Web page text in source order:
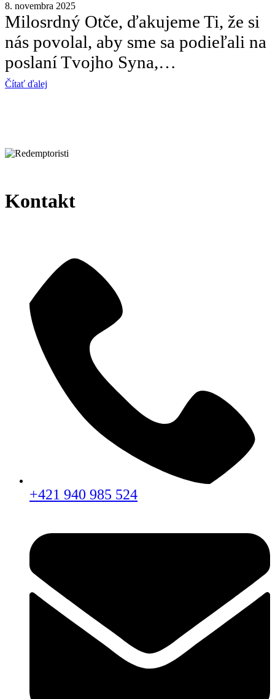
8. novembra 2025
Milosrdný Otče, ďakujeme Ti, že si
nás povolal, aby sme sa podieľali na
poslaní Tvojho Syna,…
Čítať ďalej
Kontakt
+421 940 985 524